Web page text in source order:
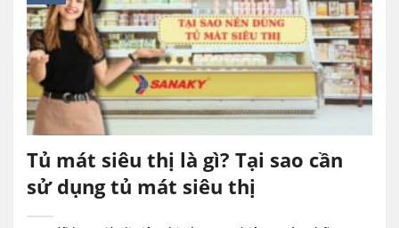
Tủ mát siêu thị là gì? Tại sao cần
sử dụng tủ mát siêu thị